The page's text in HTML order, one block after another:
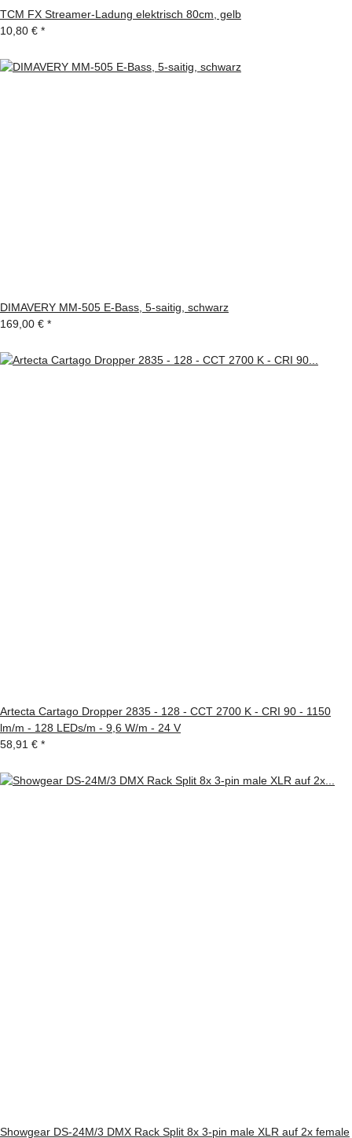
TCM FX Streamer-Ladung elektrisch 80cm, gelb
10,80 € *
DIMAVERY MM-505 E-Bass, 5-saitig, schwarz
169,00 € *
Artecta Cartago Dropper 2835 - 128 - CCT 2700 K - CRI 90 - 1150
lm/m - 128 LEDs/m - 9,6 W/m - 24 V
58,91 € *
Showgear DS-24M/3 DMX Rack Split 8x 3-pin male XLR auf 2x female